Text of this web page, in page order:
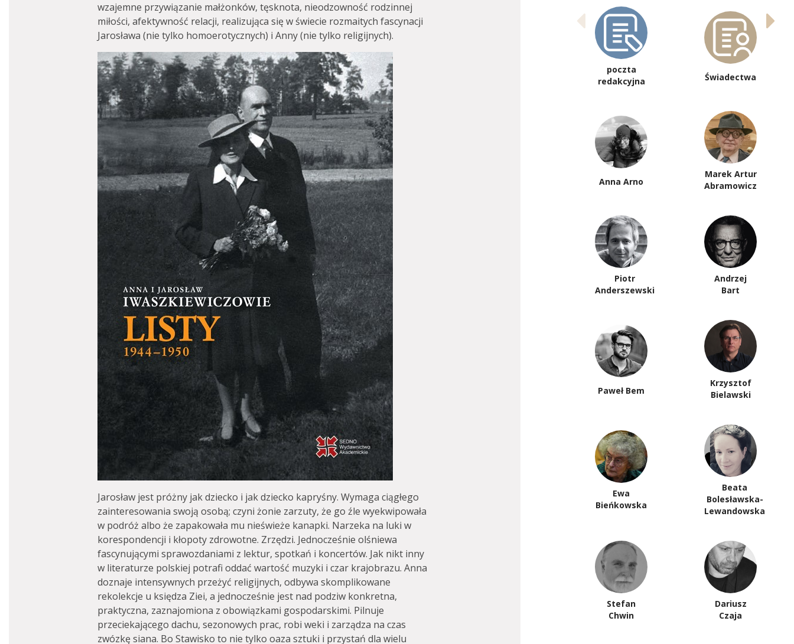
wzajemne przywiązanie małżonków, tęsknota, nieodzowność rodzinnej
miłości, afektywność relacji, realizująca się w świecie rozmaitych fascynacji
Jarosława (nie tylko homoerotycznych) i Anny (nie tylko religijnych).
Jarosław jest próżny jak dziecko i jak dziecko kapryśny. Wymaga ciągłego
zainteresowania swoją osobą; czyni żonie zarzuty, że go źle wyekwipowała
w podróż albo że zapakowała mu nieświeże kanapki. Narzeka na luki w
korespondencji i kłopoty zdrowotne. Zrzędzi. Jednocześnie olśniewa
fascynującymi sprawozdaniami z lektur, spotkań i koncertów. Jak nikt inny
w literaturze polskiej potrafi oddać wartość muzyki i czar krajobrazu. Anna
doznaje intensywnych przeżyć religijnych, odbywa skomplikowane
rekolekcje u księdza Ziei, a jednocześnie jest nad podziw konkretna,
praktyczna, zaznajomiona z obowiązkami gospodarskimi. Pilnuje
przeciekającego dachu, sezonowych prac, robi weki i zarządza na czas
zwózkę siana. Bo Stawisko to nie tylko oaza sztuki i przystań dla wielu
poczta
redakcyjna
Świadectwa
Anna Arno
Marek Artur
Abramowicz
Piotr
Anderszewski
Andrzej
Bart
Paweł Bem
Krzysztof
Bielawski
Ewa
Bieńkowska
Beata
Bolesławska-
Lewandowska
Stefan
Chwin
Dariusz
Czaja